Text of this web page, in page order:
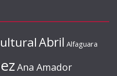
Abril Alfaguara
Ana Amador